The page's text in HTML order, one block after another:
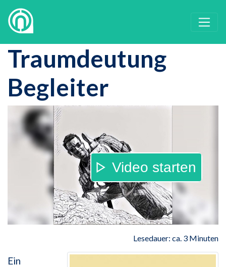
Traumdeutung
Begleiter
Video starten
Lesedauer: ca. 3 Minuten
Ein